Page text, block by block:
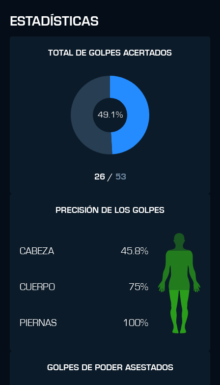
ESTADÍSTICAS
TOTAL DE GOLPES ACERTADOS
49.1%
26/ 53
PRECISIÓN DE LOS GOLPES
CABEZA 45.8%
CUERPO 75%
PIERNAS 100%
GOLPES DE PODER ASESTADOS